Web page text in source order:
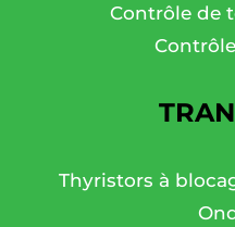
Contrôle de
Thyristors à